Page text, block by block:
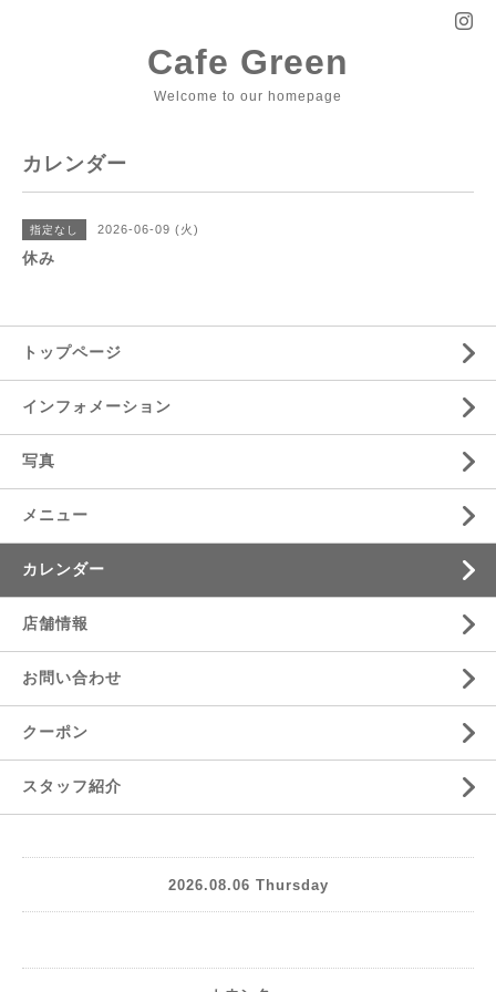
Cafe Green
Welcome to our homepage
カレンダー
指定なし 2026-06-09 (火)
休み
トップページ
インフォメーション
写真
メニュー
カレンダー
店舗情報
お問い合わせ
クーポン
スタッフ紹介
2026.08.06 Thursday